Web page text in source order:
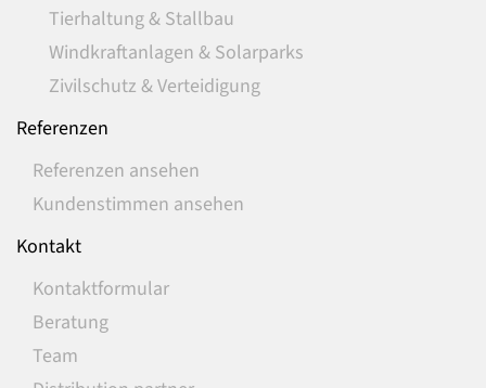
Tierhaltung & Stallbau
Windkraftanlagen & Solarparks
Zivilschutz & Verteidigung
Referenzen
Referenzen ansehen
Kundenstimmen ansehen
Kontakt
Kontaktformular
Beratung
Team